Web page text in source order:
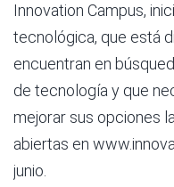
Innovation Campus,
tecnológica, que está
encuentran en
de tecnología y que
mejorar sus opciones
abiertas en
junio.